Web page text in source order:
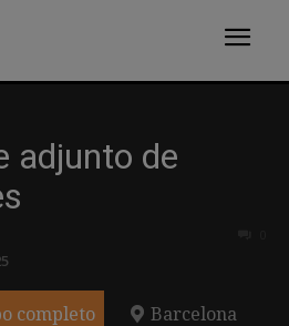
adjunto de
completo Barcelona